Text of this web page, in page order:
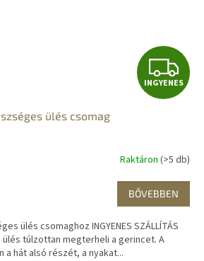
I
N
Y
E
N
INGYENES
ülés csomag
Raktáron (>5 db)
BŐVEBBEN
ülés csomaghoz INGYENES SZÁLLÍTÁS
túlzottan megterheli a gerincet. A
a hát alsó részét, a nyakat...